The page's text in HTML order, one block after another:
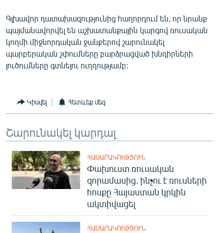
«Ազատության» բոլոր կայքերը
Գլխավոր դատախազությունից հաղորդում են, որ նրանք
պայմանավորվել են աշխատանքային կարգով ռուսական
կողմի միջնորդական ջանքերով շարունակել
պարբերական շփումները բարձրացված խնդիրների
լուծումները գտնելու ուղղությամբ:
Կիսվել Հետևեք մեզ
Շարունակել կարդալ
ՀԱՍԱՐԱԿՈՒԹՅՈՒՆ
Փախուստ ռուսական
զորամասից. ինչու է ռուսների
հոսքը Հայաստան կրկին
ակտիվացել
ՀԱՍԱՐԱԿՈՒԹՅՈՒՆ